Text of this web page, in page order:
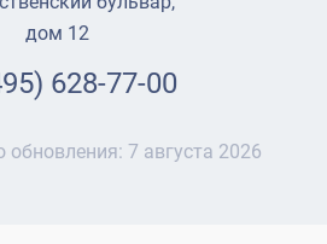
дом 12
628-77-00
обновления: 7 августа 2026